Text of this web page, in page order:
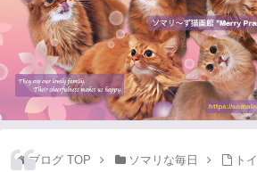
Lapis Luna
Lucia Lino
Lycka Leal
Laula
ブログ TOP ソマリな毎日 ト